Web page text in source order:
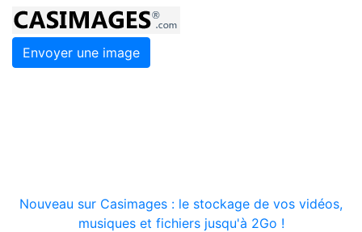
Envoyer une image
Nouveau sur Casimages : le stockage de vos vidéos,
musiques et fichiers jusqu'à 2Go !